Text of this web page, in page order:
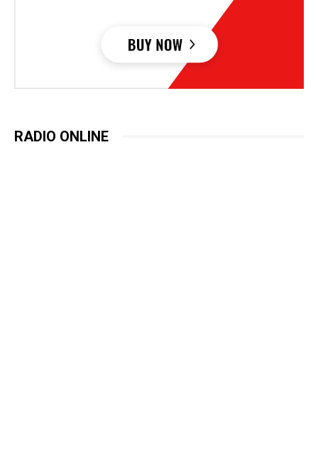
RADIO ONLINE